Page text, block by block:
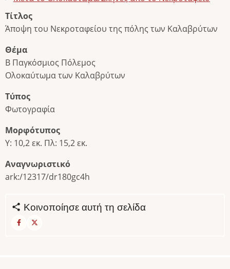
Τίτλος
Άποψη του Νεκροταφείου της πόλης των Καλαβρύτων
Θέμα
Β Παγκόσμιος Πόλεμος
Ολοκαύτωμα των Καλαβρύτων
Τύπος
Φωτογραφία
Μορφότυπος
Υ: 10,2 εκ. Πλ: 15,2 εκ.
Αναγνωριστικό
ark:/12317/dr180gc4h
Κοινοποίησε αυτή τη σελίδα